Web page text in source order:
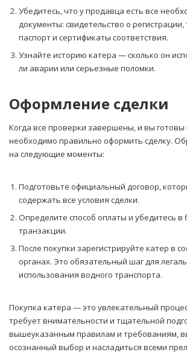
Убедитесь, что у продавца есть все
документы: свидетельство о регистрации,
паспорт и сертификаты соответствия.
Узнайте историю катера — сколько он
ли аварии или серьезные поломки.
Оформление сделки
Когда все проверки завершены, и вы готовы
необходимо правильно оформить сделку.
на следующие моменты:
Подготовьте официальный договор,
содержать все условия сделки.
Определите способ оплаты и убедитесь в
транзакции.
После покупки зарегистрируйте катер в
органах. Это обязательный шаг для
использования водного транспорта.
Покупка катера — это увлекательный
требует внимательности и тщательной
вышеуказанным правилам и требованиям,
осознанный выбор и насладиться всеми